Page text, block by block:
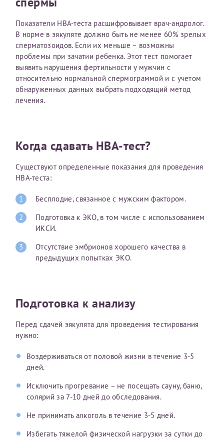
Показатели HBA-теста расшифровывает врач-андролог.
В норме в эякуляте должно быть не менее 60% зрелых
сперматозоидов. Если их меньше – возможны
проблемы при зачатии ребенка. Этот тест помогает
выявить нарушения фертильности у мужчин с
относительно нормальной спермограммой и с учетом
обнаруженных данных выбрать подходящий метод
лечения.
Когда сдавать HBA-тест?
Существуют определенные показания для проведения
HBA-теста:
Бесплодие, связанное с мужским фактором.
Подготовка к ЭКО, в том числе с использованием
ИКСИ.
Отсутствие эмбрионов хорошего качества в
предыдущих попытках ЭКО.
Подготовка к анализу
Перед сдачей эякулята для проведения тестирования
нужно:
Воздерживаться от половой жизни в течение 3-5
дней.
Исключить прогревание – не посещать сауну, баню,
солярий за 7-10 дней до обследования.
Не принимать алкоголь в течение 3-5 дней.
Избегать тяжелой физической нагрузки за сутки до
Получение справки
Лично в кассе центра
Прислать на эл. почту
Направить справку сразу в ИФНС
(упрощенный порядок возврата НДФЛ с 2024 г.)
Телефон*
Электронная почта*
скан 2-3 страниц паспорта пациента и
налогоплательщика* (основной разворот с фотографией,